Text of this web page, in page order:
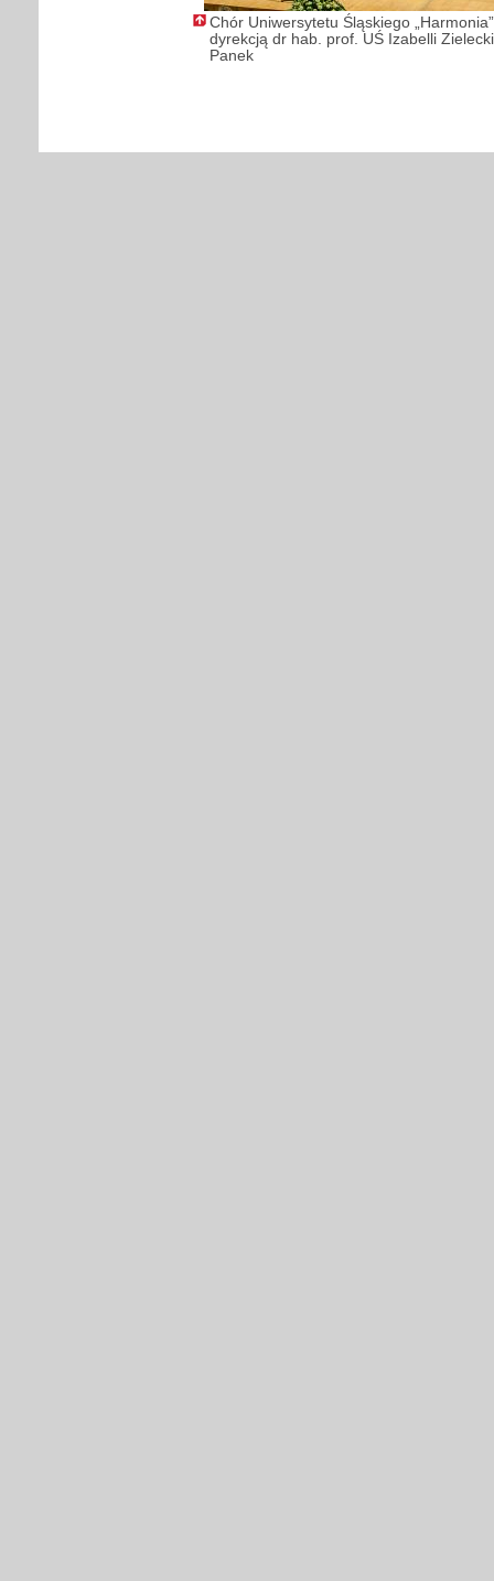
Chór Uniwersytetu Śląskiego
dyrekcją dr hab. prof. UŚ Izabelli
Panek